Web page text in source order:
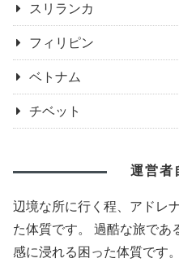
スリランカ
フィリピン
ベトナム
チベット
運営者
辺境な所に行く程、アドレ
た体質です。 過酷な旅であ
感に浸れる困った体質です